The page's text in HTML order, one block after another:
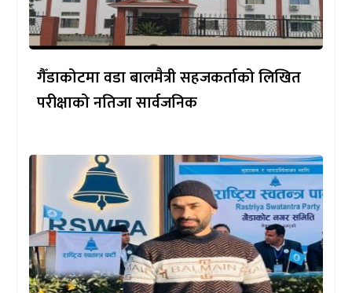
गैँडाकोटमा वडा बालमैत्री सहजकर्ताको लिखित
परीक्षाको नतिजा सार्वजनिक